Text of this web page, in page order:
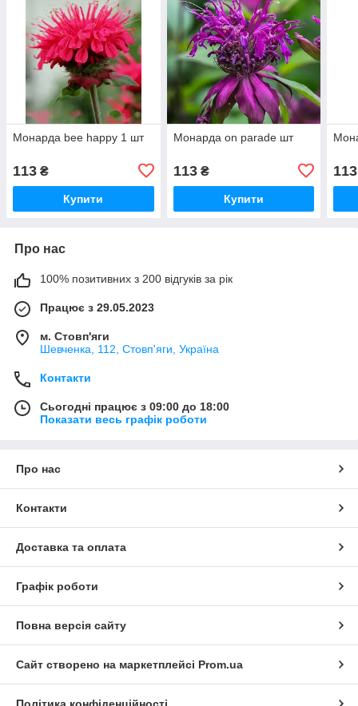
Монарда bee happy 1 шт
113 ₴
Купити
Монарда on parade шт
113₴
Купити
113
Про нас
100% позитивних з 200 відгуків за рік
Працює з 29.05.2023
м. Стовп'яги
Шевченка, 112, Стовп'яги, Україна
Контакти
Сьогодні працює з 09:00 до 18:00
Показати весь графік роботи
Про нас
Контакти
Доставка та оплата
Графік роботи
Повна версія сайту
Сайт створено на маркетплейсі Prom.ua